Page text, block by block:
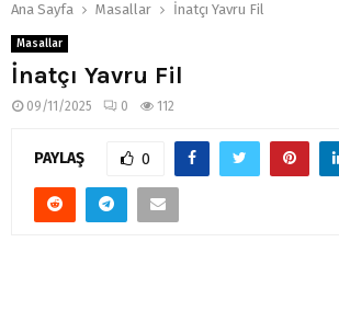
Ana Sayfa Masallar İnatçı Yavru Fil
Masallar
İnatçı Yavru Fil
09/11/2025 0 112
PAYLAŞ 0